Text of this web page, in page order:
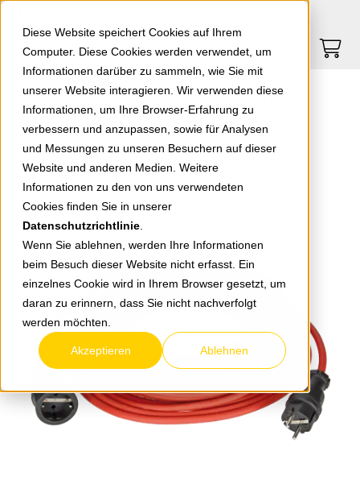
Diese Website speichert Cookies auf Ihrem
Computer. Diese Cookies werden verwendet, um
Informationen darüber zu sammeln, wie Sie mit
unserer Website interagieren. Wir verwenden diese
Informationen, um Ihre Browser-Erfahrung zu
verbessern und anzupassen, sowie für Analysen
und Messungen zu unseren Besuchern auf dieser
Website und anderen Medien. Weitere
Informationen zu den von uns verwendeten
Cookies finden Sie in unserer
Datenschutzrichtlinie
Wenn Sie ablehnen, werden Ihre Informationen
beim Besuch dieser Website nicht erfasst. Ein
einzelnes Cookie wird in Ihrem Browser gesetzt, um
daran zu erinnern, dass Sie nicht nachverfolgt
werden möchten.
Akzeptieren Ablehnen
Springe zu Hauptinhalt Springe zum Footer
0
zurück zur Übersicht